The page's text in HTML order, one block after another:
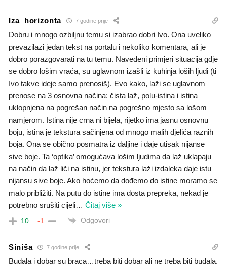
Iza_horizonta 7 godine prije
Dobru i mnogo ozbiljnu temu si izabrao dobri Ivo. Ona uveliko
prevazilazi jedan tekst na portalu i nekoliko komentara, ali je
dobro porazgovarati na tu temu. Navedeni primjeri situacija gdje
se dobro lošim vraća, su uglavnom izašli iz kuhinja loših ljudi (ti
Ivo takve ideje samo prenosiš). Evo kako, laži se uglavnom
prenose na 3 osnovna načina: čista laž, polu-istina i istina
uklopnjena na pogrešan način na pogrešno mjesto sa lošom
namjerom. Istina nije crna ni bijela, rijetko ima jasnu osnovnu
boju, istina je tekstura sačinjena od mnogo malih djelića raznih
boja. Ona se obično posmatra iz daljine i daje utisak nijanse
sive boje. Ta ‘optika’ omogućava lošim ljudima da laž uklapaju
na način da laž liči na istinu, jer tekstura laži izdaleka daje istu
nijansu sive boje. Ako hoćemo da dođemo do istine moramo se
malo približiti. Na putu do istine ima dosta prepreka, nekad je
potrebno srušiti cijeli… Čitaj više »
10 -1 Odgovori
Siniša 7 godine prije
Budala i dobar su braca…treba biti dobar ali ne treba biti budala.